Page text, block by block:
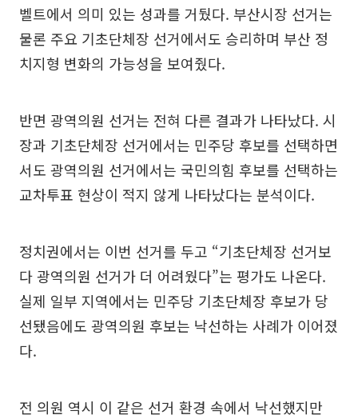
벨트에서 의미 있는 성과를 거뒀다. 부산시장 선거는
물론 주요 기초단체장 선거에서도 승리하며 부산 정
치지형 변화의 가능성을 보여줬다.
반면 광역의원 선거는 전혀 다른 결과가 나타났다. 시
장과 기초단체장 선거에서는 민주당 후보를 선택하면
서도 광역의원 선거에서는 국민의힘 후보를 선택하는
교차투표 현상이 적지 않게 나타났다는 분석이다.
정치권에서는 이번 선거를 두고 “기초단체장 선거보
다 광역의원 선거가 더 어려웠다”는 평가도 나온다.
실제 일부 지역에서는 민주당 기초단체장 후보가 당
선됐음에도 광역의원 후보는 낙선하는 사례가 이어졌
다.
전 의원 역시 이 같은 선거 환경 속에서 낙선했지만